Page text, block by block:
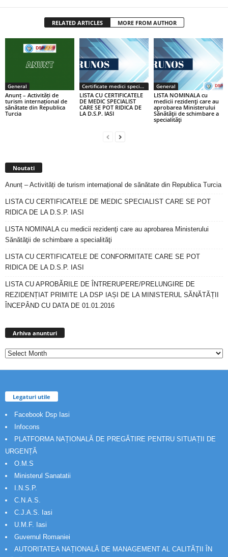
RELATED ARTICLES MORE FROM AUTHOR
General
Anunț – Activități de
turism internațional de
sănătate din Republica
Turcia
Certificate medici specialiști / primari
LISTA CU CERTIFICATELE
DE MEDIC SPECIALIST
CARE SE POT RIDICA DE
LA D.S.P. IASI
General
LISTA NOMINALA cu
medicii rezidenţi care au
aprobarea Ministerului
Sănătăţii de schimbare a
specialităţi
Noutati
Anunț – Activități de turism internațional de sănătate din Republica Turcia
LISTA CU CERTIFICATELE DE MEDIC SPECIALIST CARE SE POT
RIDICA DE LA D.S.P. IASI
LISTA NOMINALA cu medicii rezidenţi care au aprobarea Ministerului
Sănătăţii de schimbare a specialităţi
LISTA CU CERTIFICATELE DE CONFORMITATE CARE SE POT
RIDICA DE LA D.S.P. IASI
LISTA CU APROBĂRILE DE ÎNTRERUPERE/PRELUNGIRE DE
REZIDENȚIAT PRIMITE LA DSP IAȘI DE LA MINISTERUL SĂNĂTĂȚII
ÎNCEPÂND CU DATA DE 01.01.2016
Arhiva anunturi
Legaturi utile
Facebook Dsp Iasi
Infocons
PLATFORMA NAȚIONALĂ DE PREGĂTIRE PENTRU SITUAȚII DE
URGENȚĂ
O.M.S
Ministerul Sanatatii
I.N.S.P.
C.N.A.S.
C.J.A.S. Iasi
U.M.F. Iasi
Guvernul Romaniei
AUTORITATEA NAȚIONALĂ DE MANAGEMENT AL CALITĂȚII ÎN